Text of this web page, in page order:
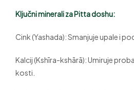
Ključni minerali za Pitta doshu:
Cink (Yashada): Smanjuje upale i
Kalcij (Kshīra-kshārā): Umiruje
kosti.